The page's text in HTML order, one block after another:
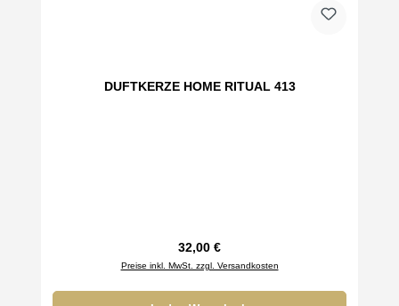
DUFTKERZE HOME RITUAL 413
Regulärer Preis:
32,00 €
Preise inkl. MwSt. zzgl. Versandkosten